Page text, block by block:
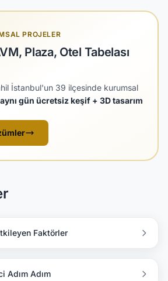
PROJELER
Plaza, Otel Tabelası
İstanbul'un 39 ilçesinde kurumsal
aynı gün ücretsiz keşif + 3D tasarım
Faktörler
Adım Adım